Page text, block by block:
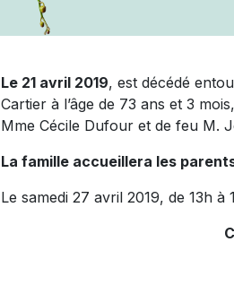
Le 21 avril 2019, est décédé
Cartier à l’âge de 73 ans et 3 mois,
Mme Cécile Dufour et de feu M.
La famille accueillera les
Le samedi 27 avril 2019, de 13h à